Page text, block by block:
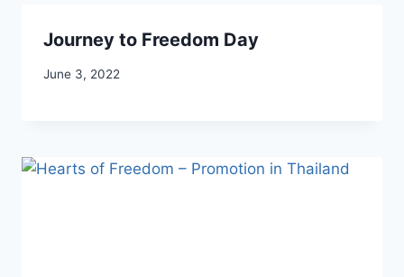
Journey to Freedom Day
June 3, 2022